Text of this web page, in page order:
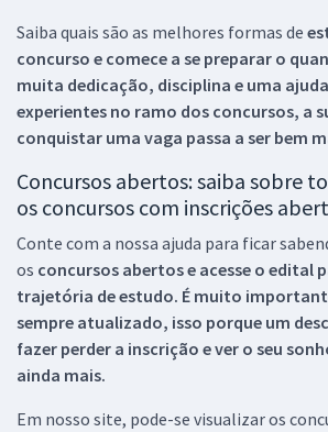
Saiba quais são as melhores formas de
concurso e comece a se preparar o
muita dedicação, disciplina e uma
experientes no ramo dos concursos, a
conquistar uma vaga passa a ser bem
Concursos abertos: saiba sobre
os concursos com inscrições
Conte com a nossa ajuda para ficar
os concursos abertos e acesse o edital
trajetória de estudo. É muito
sempre atualizado, isso porque um
fazer perder a inscrição e ver o seu
ainda mais.
Em nosso site, pode-se visualizar os